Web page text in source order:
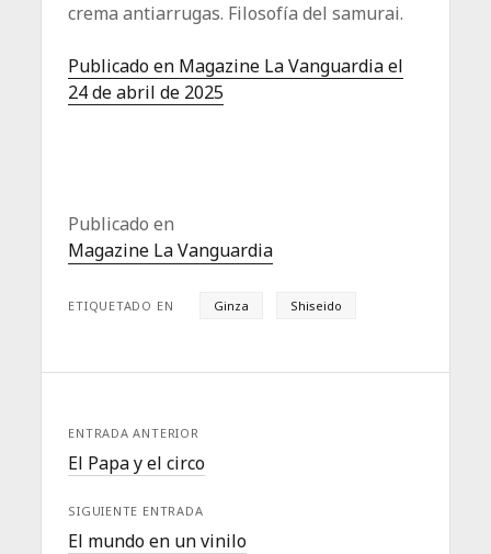
crema antiarrugas. Filosofía del samurai.
Publicado en Magazine La Vanguardia el
24 de abril de 2025
Publicado en
Magazine La Vanguardia
ETIQUETADO EN Ginza Shiseido
ENTRADA ANTERIOR
El Papa y el circo
SIGUIENTE ENTRADA
El mundo en un vinilo